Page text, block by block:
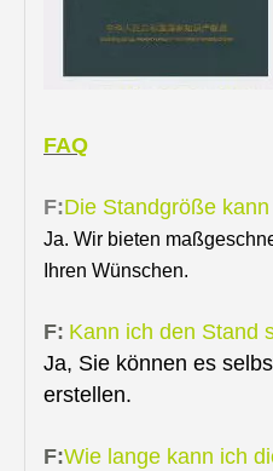
FAQ
F:Die Standgröße
Ja. Wir bieten
Ihren Wünschen.
F: Kann ich den Stand
Ja, Sie können es
erstellen.
F:Wie lange kann ich